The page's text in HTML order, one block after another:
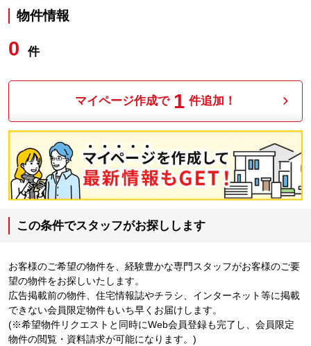
物件情報
0 件
マイページ作成で 1 件追加！
この条件でスタッフがお探しします
お客様のご希望の物件を、経験豊かな専門スタッフがお客様のご要
望の物件をお探しいたします。
広告掲載前の物件、住宅情報誌やチラシ、インターネット等に掲載
できない会員限定物件もいち早くお届けします。
(※希望物件リクエストと同時にWeb会員登録も完了し、会員限定
物件の閲覧・資料請求が可能になります。)